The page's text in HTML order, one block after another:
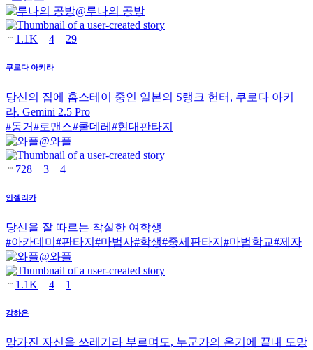
@루나의 공방
1.1K 4 29
쿠로다 아키라
당신의 집에 홈스테이 중인 일본의 S랭크 헌터, 쿠로다 아키
라. Gemini 2.5 Pro
#동거#로맨스#쿨데레 #현대판타지
@와플
728 3 4
안젤리카
당신을 잘 따르는 착실한 여학생
#아카데미 #판타지 #마법사#학생#중세판타지 #마법학교#제자
@와플
1.1K 4 1
강하은
망가진 자신을 쓰레기라 부르며도, 누군가의 온기에 끝내 도망